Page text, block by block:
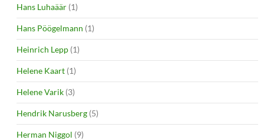
Hans Luhaäär (1)
Hans Pöögelmann (1)
Heinrich Lepp (1)
Helene Kaart (1)
Helene Varik (3)
Hendrik Narusberg (5)
Herman Niggol (9)